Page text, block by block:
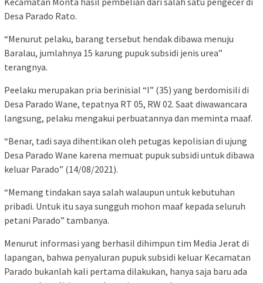
Desa Parado Rato.
“Menurut pelaku, barang tersebut hendak dibawa menuju
Baralau, jumlahnya 15 karung pupuk subsidi jenis urea”
terangnya.
Peelaku merupakan pria berinisial “I” (35) yang berdomisili di
Desa Parado Wane, tepatnya RT 05, RW 02. Saat diwawancara
langsung, pelaku mengakui perbuatannya dan meminta maaf.
“Benar, tadi saya dihentikan oleh petugas kepolisian di ujung
Desa Parado Wane karena memuat pupuk subsidi untuk dibawa
keluar Parado” (14/08/2021).
“Memang tindakan saya salah walaupun untuk kebutuhan
pribadi. Untuk itu saya sungguh mohon maaf kepada seluruh
petani Parado” tambanya.
Menurut informasi yang berhasil dihimpun tim Media Jerat di
lapangan, bahwa penyaluran pupuk subsidi keluar Kecamatan
Parado bukanlah kali pertama dilakukan, hanya saja baru ada